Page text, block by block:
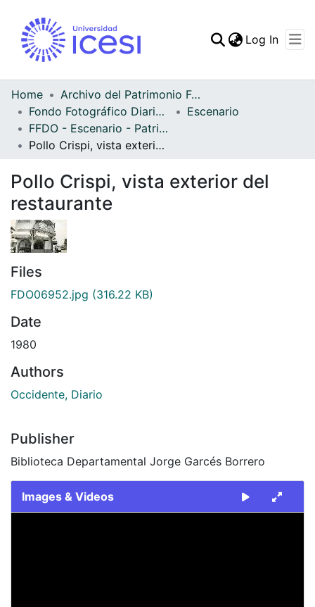
Statistics
Log In
Home
Archivo del Patrimonio Fotográfico y Fílmico del Valle del Cauca
Fondo Fotográfico Diario Occidente
Escenario
FFDO - Escenario - Patrimonial
Pollo Crispi, vista exterior del restaurante
Pollo Crispi, vista exterior del
restaurante
Files
FDO06952.jpg (316.22 KB)
Date
1980
Authors
Occidente, Diario
Publisher
Biblioteca Departamental Jorge Garcés Borrero
Images & Videos